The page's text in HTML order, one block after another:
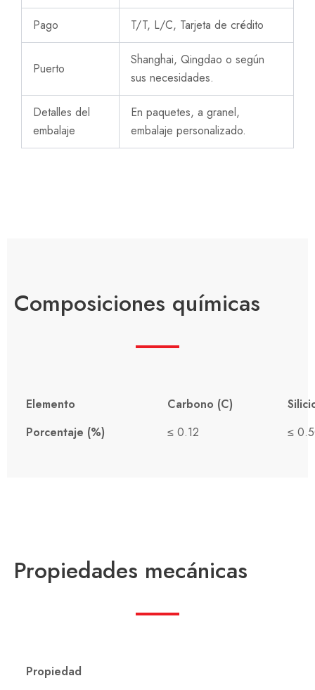
Pago T/T, L/C, Tarjeta de crédito
Puerto
Shanghai, Qingdao o según
sus necesidades.
Detalles del
embalaje
En paquetes, a granel,
embalaje personalizado.
Composiciones químicas
Elemento Carbono (C)
Porcentaje (%)
≤ 0.12 ≤
Propiedades mecánicas
Propiedad